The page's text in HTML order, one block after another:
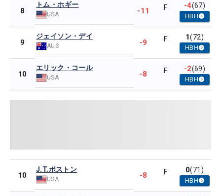
8
トム・ホギー
USA -11 F -4(67)
HBH
9
ジェイソン・デイ
AUS -9 F 1(72)
HBH
10
エリック・コール
USA -8 F -2(69)
HBH
10
J.T.ポストン
USA -8 F 0(71)
HBH